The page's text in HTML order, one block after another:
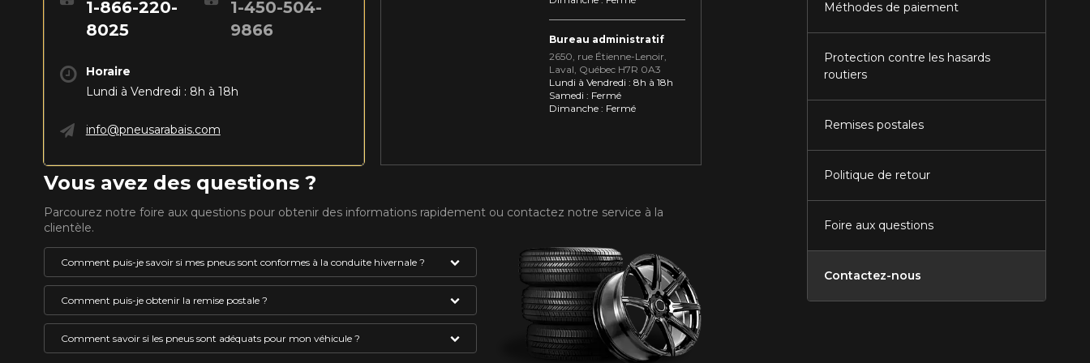
1-866-220-
8025
1-450-504-
9866
Horaire
Lundi à Vendredi : 8h à 18h
info@pneusarabais.com
Bureau administratif
2650, rue Étienne⁠-⁠Lenoir,
Laval, Québec H7R 0A3
Lundi à Vendredi : 8h à 18h
Samedi : Fermé
Dimanche : Fermé
Vous avez des questions ?
Parcourez notre foire aux questions pour obtenir des informations rapidement ou contactez notre service à la
clientèle.
Comment puis-je savoir si mes pneus sont conformes à la conduite hivernale ?
Un pneu pouvant être utilisé l’hiver au Québec doit absolument avoir
le pictogramme représentant le symbole de la montagne et du flocon
pneus d’hiver OU des pneus 4 saisons HOMOLOGUÉS HIVER.
Comment puis-je obtenir la remise postale ?
La remise postale est un rabais offert par le fabricant du pneu. Celui-ci
vous est offert sous forme de carte de crédit prépayée. Vous devez
Comment savoir si les pneus sont adéquats pour mon véhicule ?
Méthodes de paiement
Protection contre les hasards
routiers
Remises postales
Politique de retour
Foire aux questions
Contactez-nous
VOICI LES DIMENSIONS POUR VOTRE VÉHICULE